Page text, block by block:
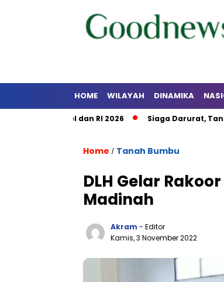
HOME WILAYAH DINAMIKA
Kalsel dan RI 2026 Siaga Darurat, Tanah
Home / Tanah Bumbu
DLH Gelar
Madinah
Akram - Editor
Kamis, 3 November 2022